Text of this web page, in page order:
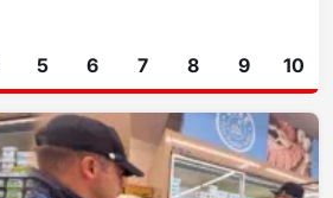
5 6 7 8 9 10